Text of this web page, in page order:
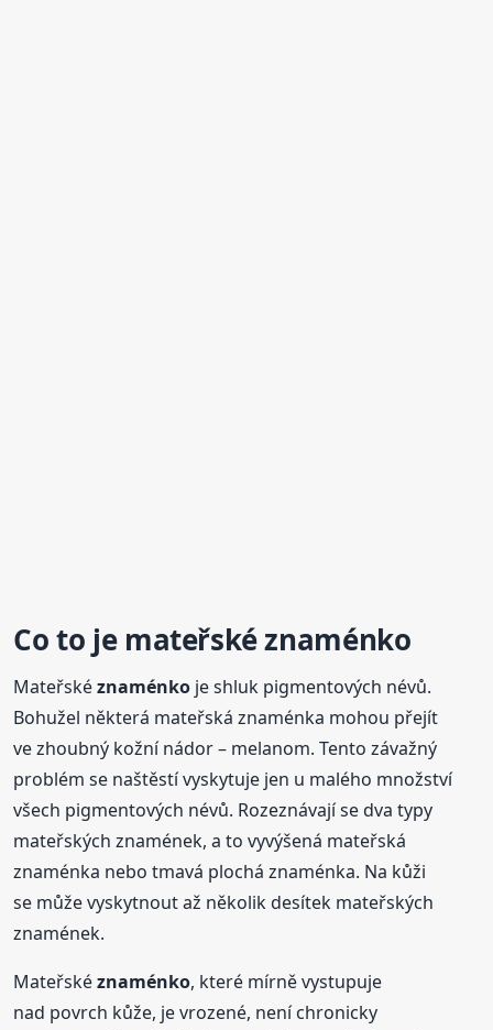
Co to je mateřskéznaménko
Mateřskéznaménko je shluk pigmentových névů.
Bohužel některá mateřská znaménka mohou přejít
ve zhoubný kožní nádor – melanom. Tento závažný
problém se naštěstí vyskytuje jen u malého množství
všech pigmentových névů. Rozeznávají se dva typy
mateřských znamének, a to vyvýšená mateřská
znaménka nebo tmavá plochá znaménka. Na kůži
se může vyskytnout až několik desítek mateřských
znamének.
Mateřskéznaménko, které mírně vystupuje
nad povrch kůže, je vrozené, není chronicky